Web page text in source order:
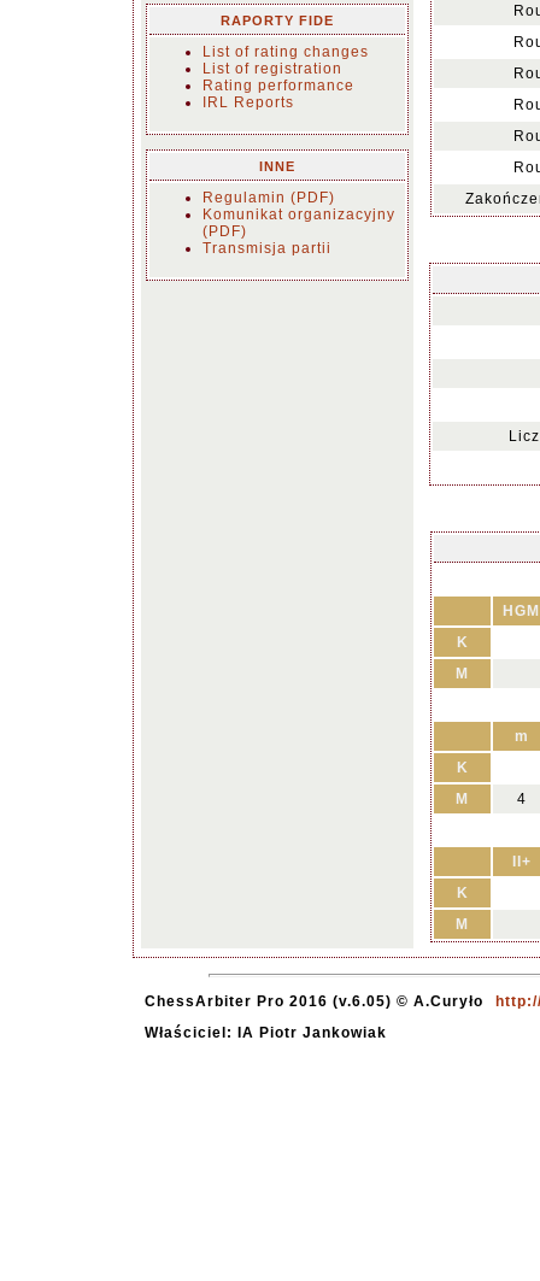
RAPORTY FIDE
List of rating changes
List of registration
Rating performance
IRL Reports
INNE
Regulamin (PDF)
Komunikat organizacyjny
(PDF)
Transmisja partii
HGM
K
M
m
K
M
4
II+
K
M
ChessArbiter Pro 2016 (v.6.05) © A.Curyło
Właściciel: IA Piotr Jankowiak